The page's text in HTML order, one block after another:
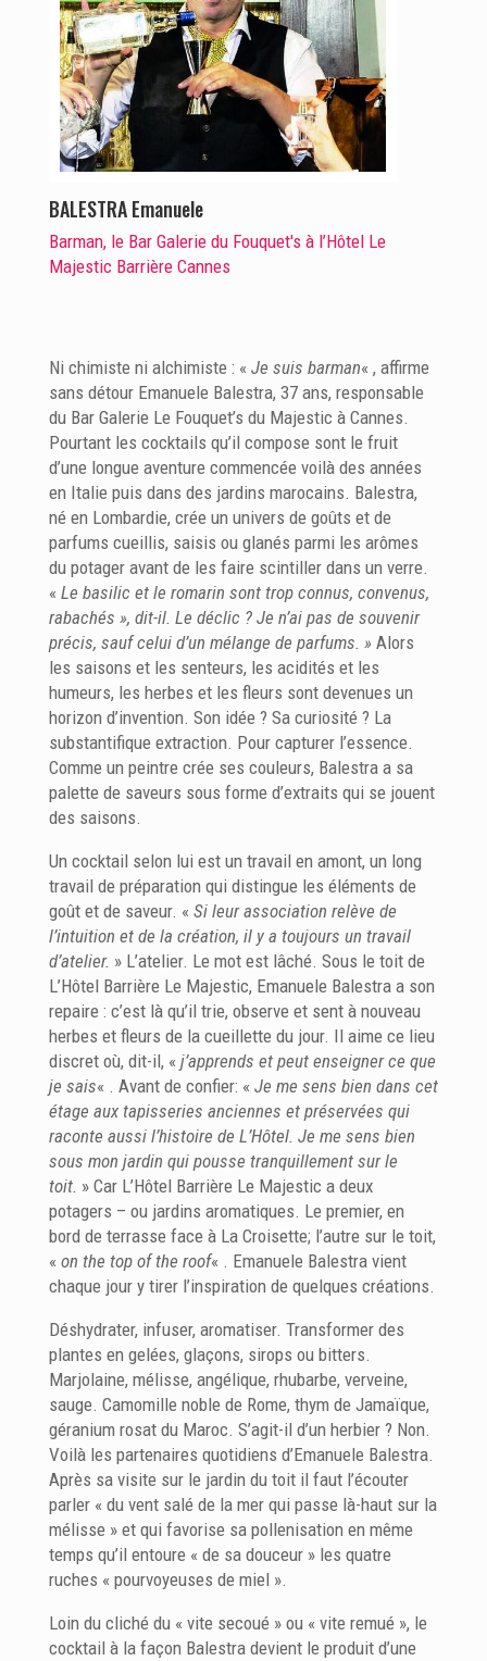
BALESTRA Emanuele
Barman, le Bar Galerie du Fouquet's à l’Hôtel Le
Majestic Barrière Cannes
Ni chimiste ni alchimiste : « Je suis barman« , affirme
sans détour Emanuele Balestra, 37 ans, responsable
du Bar Galerie Le Fouquet’s du Majestic à Cannes.
Pourtant les cocktails qu’il compose sont le fruit
d’une longue aventure commencée voilà des années
en Italie puis dans des jardins marocains. Balestra,
né en Lombardie, crée un univers de goûts et de
parfums cueillis, saisis ou glanés parmi les arômes
du potager avant de les faire scintiller dans un verre.
« Le basilic et le romarin sont trop connus, convenus,
rabachés », dit-il. Le déclic ? Je n’ai pas de souvenir
précis, sauf celui d’un mélange de parfums. » Alors
les saisons et les senteurs, les acidités et les
humeurs, les herbes et les fleurs sont devenues un
horizon d’invention. Son idée ? Sa curiosité ? La
substantifique extraction. Pour capturer l’essence.
Comme un peintre crée ses couleurs, Balestra a sa
palette de saveurs sous forme d’extraits qui se jouent
des saisons.
Un cocktail selon lui est un travail en amont, un long
travail de préparation qui distingue les éléments de
goût et de saveur. « Si leur association relève de
l’intuition et de la création, il y a toujours un travail
d’atelier. » L’atelier. Le mot est lâché. Sous le toit de
L’Hôtel Barrière Le Majestic, Emanuele Balestra a son
repaire : c’est là qu’il trie, observe et sent à nouveau
herbes et fleurs de la cueillette du jour. Il aime ce lieu
discret où, dit-il, « j’apprends et peut enseigner ce que
je sais« . Avant de confier: « Je me sens bien dans cet
étage aux tapisseries anciennes et préservées qui
raconte aussi l’histoire de L’Hôtel. Je me sens bien
sous mon jardin qui pousse tranquillement sur le
toit. » Car L’Hôtel Barrière Le Majestic a deux
potagers – ou jardins aromatiques. Le premier, en
bord de terrasse face à La Croisette; l’autre sur le toit,
« on the top of the roof« . Emanuele Balestra vient
chaque jour y tirer l’inspiration de quelques créations.
Déshydrater, infuser, aromatiser. Transformer des
plantes en gelées, glaçons, sirops ou bitters.
Marjolaine, mélisse, angélique, rhubarbe, verveine,
sauge. Camomille noble de Rome, thym de Jamaïque,
géranium rosat du Maroc. S’agit-il d’un herbier ? Non.
Voilà les partenaires quotidiens d’Emanuele Balestra.
Après sa visite sur le jardin du toit il faut l’écouter
parler « du vent salé de la mer qui passe là-haut sur la
mélisse » et qui favorise sa pollenisation en même
temps qu’il entoure « de sa douceur » les quatre
ruches « pourvoyeuses de miel ».
Loin du cliché du « vite secoué » ou « vite remué », le
cocktail à la façon Balestra devient le produit d’une